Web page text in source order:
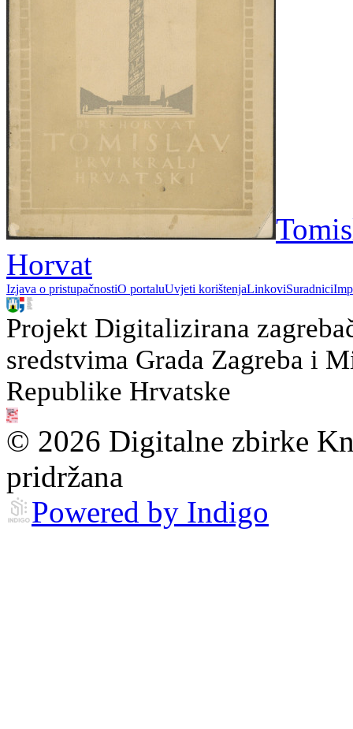
Horvat
Izjava o pristupačnostiO portaluUvjeti korištenjaLinkoviSuradnici
Projekt Digitalizirana
sredstvima Grada Zagreba i
Republike Hrvatske
© 2026 Digitalne zbirke
pridržana
Powered by Indigo